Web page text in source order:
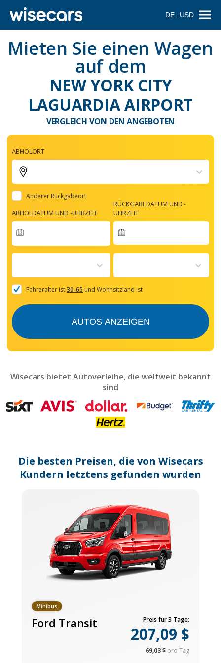
DE USD
Mieten Sie einen Wagen
auf dem
NEW YORK CITY
LAGUARDIA AIRPORT
VERGLEICH VON DEN ANGEBOTEN
ABHOLORT
Anderer Rückgabeort
ABHOLDATUM UND -UHRZEIT
forward
with
the
and
mark
get
the
dates.
RÜCKGABEDATUM UND -
UHRZEIT
Fahreralter ist30-65 und Wohnsitzland ist
AUTOS ANZEIGEN
Wisecars bietet Autoverleihe, die weltweit bekannt
sind
Die besten Preisen, die von Wisecars
Kundern letztens gefunden wurden
Minibus
Ford Transit Preis für 3 Tage:
207,09 $
69,03 $ pro Tag